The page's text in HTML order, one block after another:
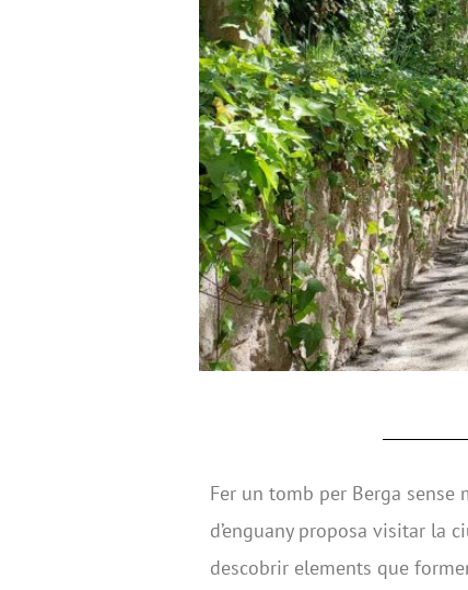
Fer un tomb per Berga sense
d’enguany proposa visitar la
descobrir elements que